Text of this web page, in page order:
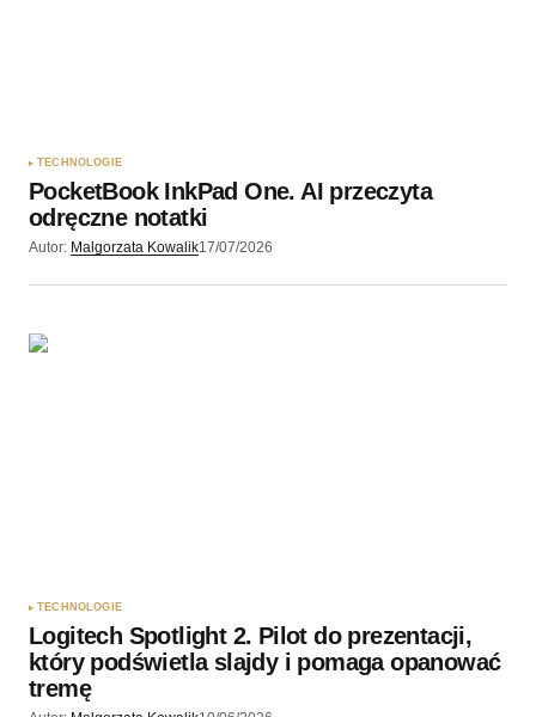
Wyślij komentarz
TECHNOLOGIE
PocketBook InkPad One. AI przeczyta
odręczne notatki
Autor: Malgorzata Kowalik17/07/2026
TECHNOLOGIE
Logitech Spotlight 2. Pilot do prezentacji,
który podświetla slajdy i pomaga opanować
tremę